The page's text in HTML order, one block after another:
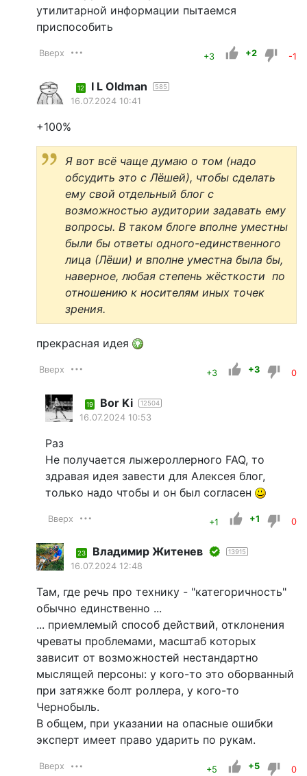
утилитарной информации пытаемся
приспособить
Вверх +3 +2 -1
12 I L Oldman 585
16.07.2024 10:41
+100%
Я вот всё чаще думаю о том (надо
обсудить это с Лёшей), чтобы сделать
ему свой отдельный блог с
возможностью аудитории задавать ему
вопросы. В таком блоге вполне уместны
были бы ответы одного-единственного
лица (Лёши) и вполне уместна была бы,
наверное, любая степень жёсткости по
отношению к носителям иных точек
зрения.
прекрасная идея
Вверх +3 +3 0
19 Bor Ki 12504
16.07.2024 10:53
Раз
Не получается лыжероллерного FAQ, то
здравая идея завести для Алексея блог,
только надо чтобы и он был согласен
Вверх +1 +1 0
23 Владимир Житенев 13915
16.07.2024 12:48
Там, где речь про технику - "категоричность"
обычно единственно ...
... приемлемый способ действий, отклонения
чреваты проблемами, масштаб которых
зависит от возможностей нестандартно
мыслящей персоны: у кого-то это оборванный
при затяжке болт роллера, у кого-то
Чернобыль.
В общем, при указании на опасные ошибки
эксперт имеет право ударить по рукам.
Вверх +5 +5 0